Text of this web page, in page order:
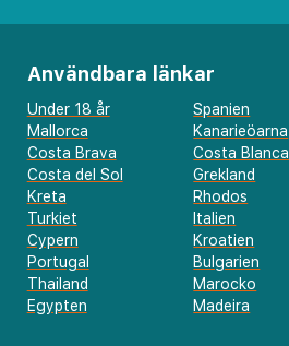
Användbara länkar
Under 18 år
Spanien
Mallorca
Kanarieöarna
Costa Brava
Costa Blanca
Costa del Sol
Grekland
Kreta
Rhodos
Turkiet
Italien
Cypern
Kroatien
Portugal
Bulgarien
Thailand
Marocko
Egypten
Madeira